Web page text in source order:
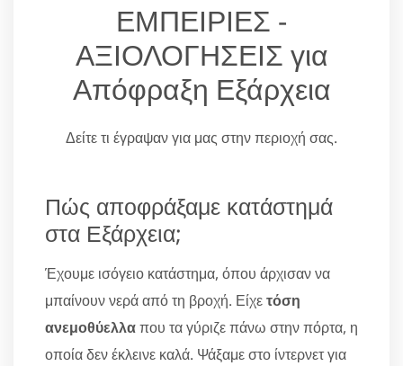
ΕΜΠΕΙΡΙΕΣ -
ΑΞΙΟΛΟΓΗΣΕΙΣ για
Απόφραξη Εξάρχεια
Δείτε τι έγραψαν για μας στην περιοχή σας.
Πώς αποφράξαμε κατάστημά
στα Εξάρχεια;
Έχουμε ισόγειο κατάστημα, όπου άρχισαν να
μπαίνουν νερά από τη βροχή. Είχετόση
ανεμοθύελλαπου τα γύριζε πάνω στην πόρτα, η
οποία δεν έκλεινε καλά. Ψάξαμε στο ίντερνετ για